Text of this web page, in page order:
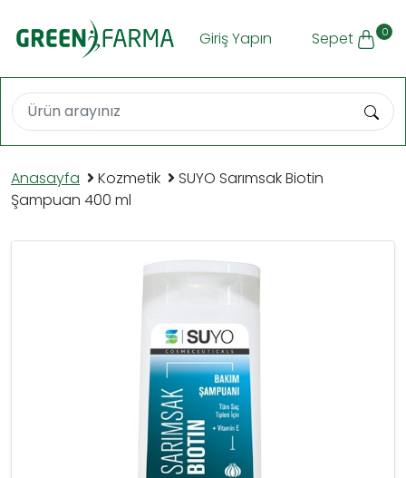
Giriş Yapın Sepet 0
Anasayfa Kozmetik
SUYO Sarımsak Biotin
Şampuan 400 ml